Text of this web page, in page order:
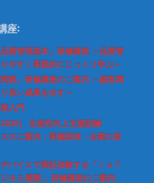
座:
質管理基本」研修講座 ～品質管
やすく実践的にじっくり学ぶ～
実践」研修講座のご案内 ～顧客満
良い成果を出す～
入門
） 生産性向上支援訓練
スのご案内：実施団体・企業の皆
バイスで実証体験する「ＩｏＴ
ネス展開 」研修講座のご案内